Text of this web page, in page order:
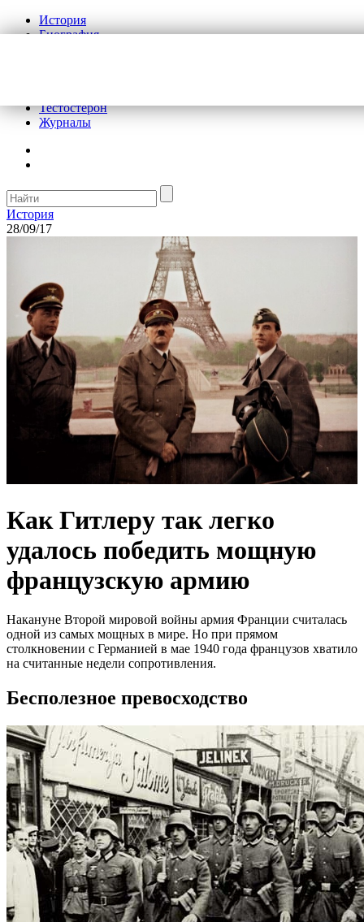
История
Биография
Тестостерон
Журналы
История
28/09/17
Как Гитлеру так легко
удалось победить мощную
французскую армию
Накануне Второй мировой войны армия Франции считалась
одной из самых мощных в мире. Но при прямом
столкновении с Германией в мае 1940 года французов хватило
на считанные недели сопротивления.
Бесполезное превосходство